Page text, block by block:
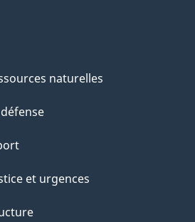
naturelles
et urgences